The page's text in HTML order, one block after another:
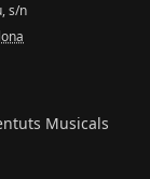
s/n
Musicals